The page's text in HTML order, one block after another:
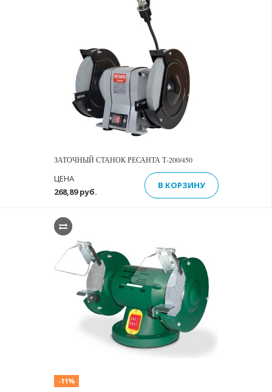
ЗАТОЧНЫЙ СТАНОК РЕСАНТА Т-200/450
268,89 руб.
ЦЕНА
В КОРЗИНУ
-11%